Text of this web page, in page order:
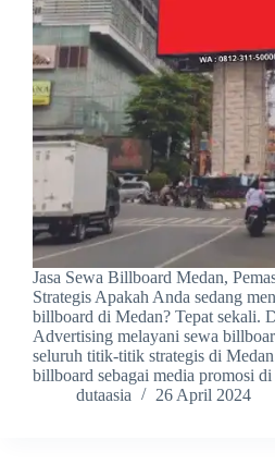
Jasa Sewa Billboard Medan,
Strategis Apakah Anda sedang
billboard di Medan? Tepat sekali.
Advertising melayani sewa
seluruh titik-titik strategis di
billboard sebagai media promosi
dutaasia
26 April 2024